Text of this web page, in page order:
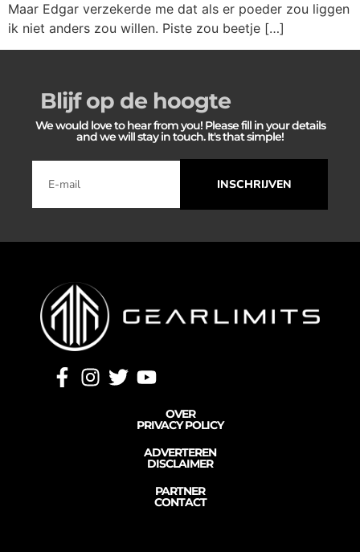
Maar Edgar verzekerde me dat als er poeder zou liggen
ik niet anders zou willen. Piste zou beetje […]
Blijf op de hoogte
We would love to hear from you! Please fill in your details
and we will stay in touch. It's that simple!
INSCHRIJVEN
OVER
PRIVACY POLICY
ADVERTEREN
DISCLAIMER
PARTNER
CONTACT